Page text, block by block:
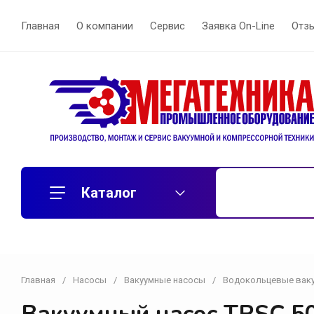
Главная О компании Сервис Заявка On-Line
Каталог
Главная / Насосы / Вакуумные насосы / Водокольцевые